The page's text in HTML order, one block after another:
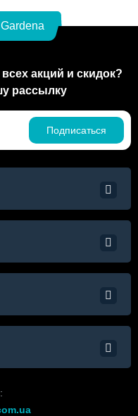
акций и скидок?
рассылку
Подписаться